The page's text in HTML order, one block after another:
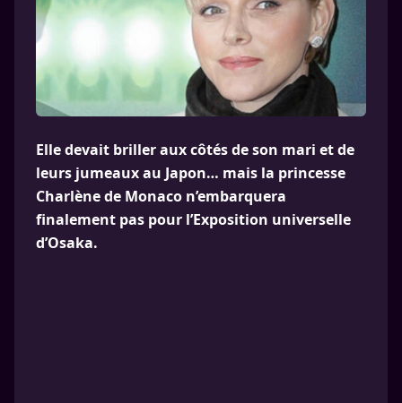
Elle devait briller aux côtés de son mari et de
leurs jumeaux au Japon… mais la princesse
Charlène de Monaco n’embarquera
finalement pas pour l’Exposition universelle
d’Osaka.